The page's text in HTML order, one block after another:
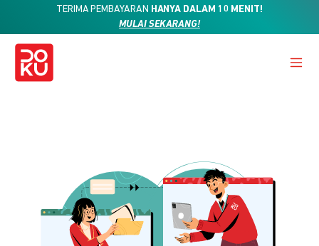
TERIMA PEMBAYARAN HANYA DALAM 10 MENIT!
MULAI SEKARANG!